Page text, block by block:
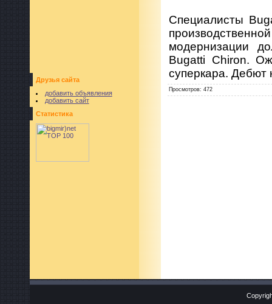
Друзья сайта
добавить объявления
добавить сайт
Статистика
Специалисты
модернизации
Bugatti Chiron.
суперкара. Дебют
Просмотров: 472